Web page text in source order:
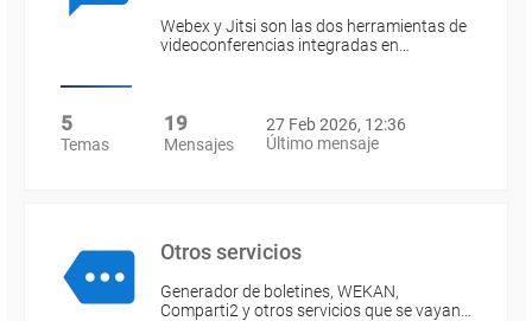
Webex y Jitsi son las dos herramientas de
videoconferencias integradas en…
5
Temas
19
Mensajes
27 Feb 2026, 12:36
Último mensaje
Otros servicios
Generador de boletines, WEKAN,
Comparti2 y otros servicios que se vayan…